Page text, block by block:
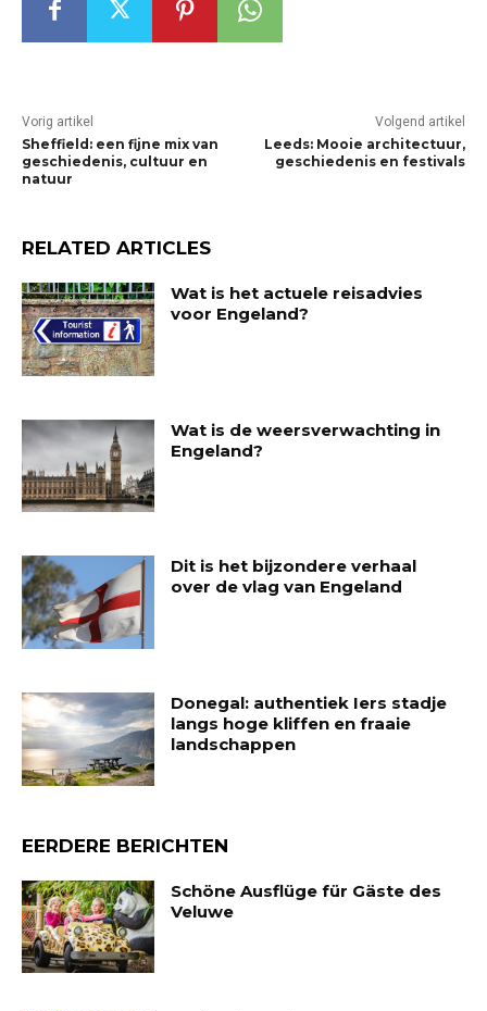
Vorig artikel
Sheffield: een fijne mix van
geschiedenis, cultuur en
natuur
Volgend artikel
Leeds: Mooie architectuur,
geschiedenis en festivals
RELATED ARTICLES
Wat is het actuele reisadvies
voor Engeland?
Wat is de weersverwachting in
Engeland?
Dit is het bijzondere verhaal
over de vlag van Engeland
Donegal: authentiek Iers stadje
langs hoge kliffen en fraaie
landschappen
EERDERE BERICHTEN
Schöne Ausflüge für Gäste des
Veluwe